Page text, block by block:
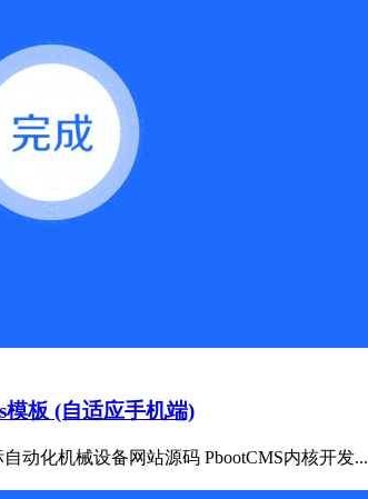
板 (自适应手机端)
动化机械设备网站源码 PbootCMS内核开发...